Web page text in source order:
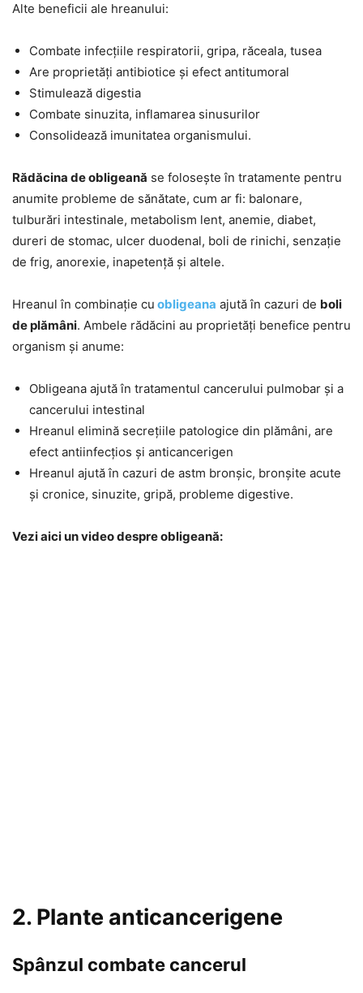
Alte beneficii ale hreanului:
Combate infecțiile respiratorii, gripa, răceala, tusea
Are proprietăți antibiotice și efect antitumoral
Stimulează digestia
Combate sinuzita, inflamarea sinusurilor
Consolidează imunitatea organismului.
Rădăcina deobligeană se folosește în tratamente pentru
anumite probleme de sănătate, cum ar fi: balonare,
tulburări intestinale, metabolism lent, anemie, diabet,
dureri de stomac, ulcer duodenal, boli de rinichi, senzație
de frig, anorexie, inapetență și altele.
Hreanul în combinație cu obligeana ajută în cazuri de boli
de plămâni. Ambele rădăcini au proprietăți benefice pentru
organism și anume:
Obligeana ajută în tratamentul cancerului pulmobar și a
cancerului intestinal
Hreanul elimină secrețiile patologice din plămâni, are
efect antiinfecțios și anticancerigen
Hreanul ajută în cazuri de astm bronșic, bronșite acute
și cronice, sinuzite, gripă, probleme digestive.
Vezi aici un video despre obligeană:
2. Plante anticancerigene
Spânzul combate cancerul